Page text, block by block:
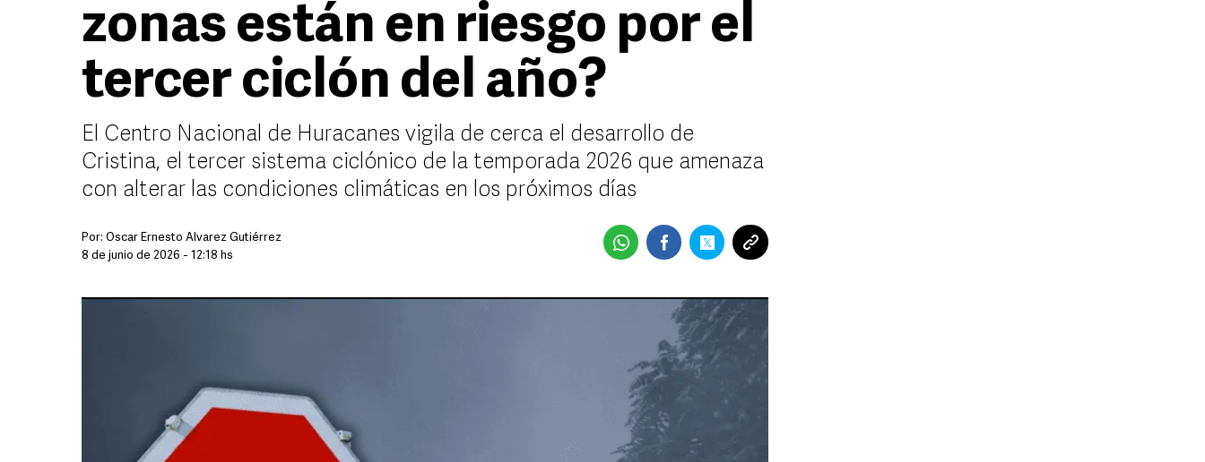
zonas están en riesgo por el
tercer ciclón del año?
El Centro Nacional de Huracanes vigila de cerca el desarrollo de
Cristina, el tercer sistema ciclónico de la temporada 2026 que amenaza
con alterar las condiciones climáticas en los próximos días
Por: Óscar Ernesto Álvarez Gutiérrez
8 de junio de 2026 - 12:18 hs